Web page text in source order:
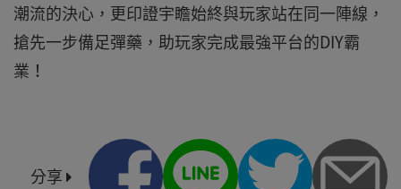
潮流的決心，更印證宇瞻始終與玩家站在同一陣線，
搶先一步備足彈藥，助玩家完成最強平台的DIY霸
業！
分享